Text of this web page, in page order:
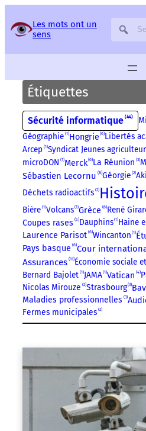
Les mots ont un
sens
Étiquettes
Sécurité informatique 44
Géographie 1 Hongrie 6 Libertés
Arcep 1 Syndicat Jeunes
microDON 1 Merck 6 La Réunion 3
Sébastien Lecornu 8 Géorgie 2
Déchets radioactifs 2
Bière 1 Volcans 1 Grèce 6 René
Coupes rases 5 Dauphins 1 Haine
Laurence Parisot 6 Wincanton 1
Pays basque 6 Cour
Assurances 11 Économie sociale
Bernard Bajolet 1 JAMA 1 Vatican 4
Nicolas Mirouze 2 Strasbourg 3
Maladies professionnelles 3
Fermes municipales 2
Panneau de gestion des services